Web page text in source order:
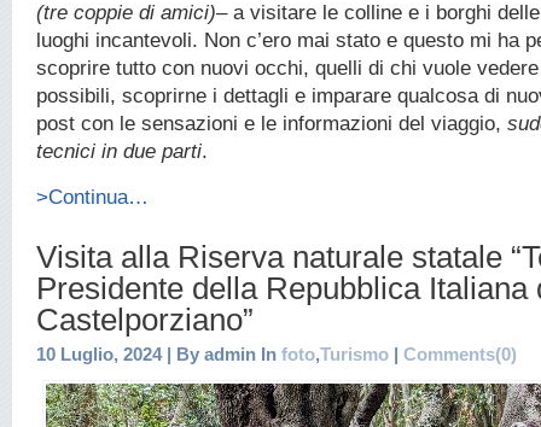
(tre coppie di amici)– a visitare le colline e i borghi
luoghi incantevoli. Non c’ero mai stato e questo mi ha
scoprire tutto con nuovi occhi, quelli di chi vuole
possibili, scoprirne i dettagli e imparare qualcosa di
post con le sensazioni e le informazioni del viaggio,
tecnici in due parti.
>Continua…
Visita alla Riserva naturale statale
Presidente della Repubblica Italiana
Castelporziano”
10 Luglio, 2024 | By admin In foto,Turismo | Comments(0)